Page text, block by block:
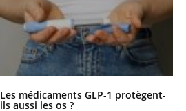
Les médicaments GLP-1 protègent-
ils aussi les os ?